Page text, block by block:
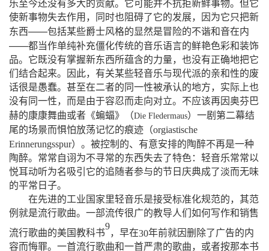
乐至今还没有多大的贡献。它可能并不抗拒新鲜事物。但它
使新事物失去作用，同时也阻碍了它的发展，因为它只把新
东西——包括某些爵士风格的显然是冒险的不谐和音在内
——都当作单纯补充僵化传统的音乐语言的鲜艳色彩和装饰
品。它既没有掌握新东西所蕴含的力量，也没有正确地把它
们结合起来。因此，有关某些轻音乐与现代派的亲和性的废
话很是愚蠢。甚至在二者的同一性被承认的地方，实际上也
没有同一性，而是由于容忍而走向对立。不应该再因奥芬巴
赫的康康舞曲或者《蝙蝠》
（Die Fledermaus）
一剧第二幕结
尾的场景而惧怕放荡记忆的痕迹
（orgiastische
Erinnerungsspur）
。被控制的、有意安排的陶醉不再是一种
陶醉。常常自诩为不寻常的东西失去了特色：轻音乐常常以
悦耳动听为名吸引它的追随者参与的节日庆典成了淡而无味
的平常日子。
在先进的工业国家里轻音乐是接受标准化规范的，其范
例就是流行歌曲。一部流传很广的教导人们如何写作和销售
流行歌曲的美国教科书
9
，早在30年前就因删除了广告的内
容而悔罪。一首流行歌曲和一首严肃的歌曲，或者按那本书